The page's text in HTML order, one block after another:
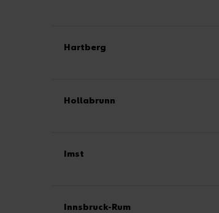
Hartberg
Hollabrunn
Imst
Innsbruck-Rum